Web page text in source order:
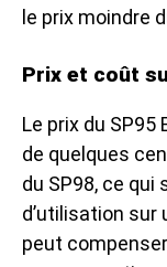
le prix moindre
Prix et coût
Le prix du
de quelques
du SP98, ce
d’utilisation sur
peut